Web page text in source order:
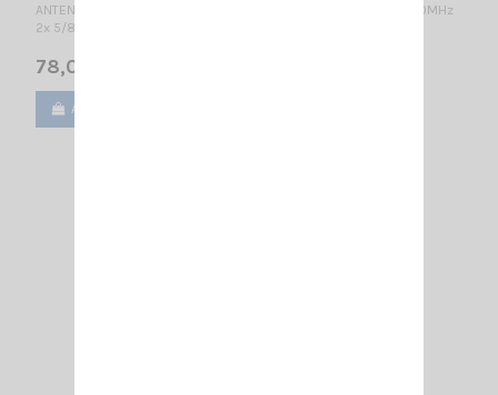
ANTENNE MOBILE BIBANDE VHF: 142-148MHz 1/2λ / UHF: 430-440MHz
2x 5/8λ Colinéaire / 1000 mm
78,00 €
Ajouter au panier